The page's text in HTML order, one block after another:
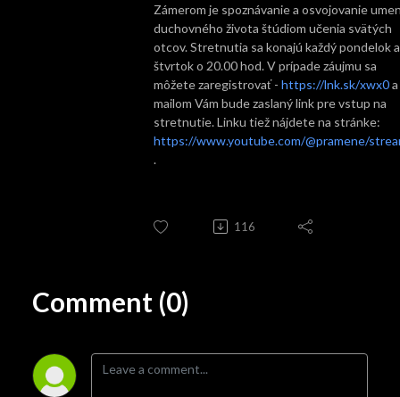
Zámerom je spoznávanie a osvojovanie
duchovného života štúdiom učenia svätých
otcov. Stretnutia sa konajú každý pondelok a
štvrtok o 20.00 hod. V prípade záujmu sa
môžete zaregistrovať - https://lnk.sk/xwx0
mailom Vám bude zaslaný link pre vstup na
stretnutie. Linku tiež nájdete na stránke:
https://www.youtube.com/@pramene/
.
116
Comment (0)